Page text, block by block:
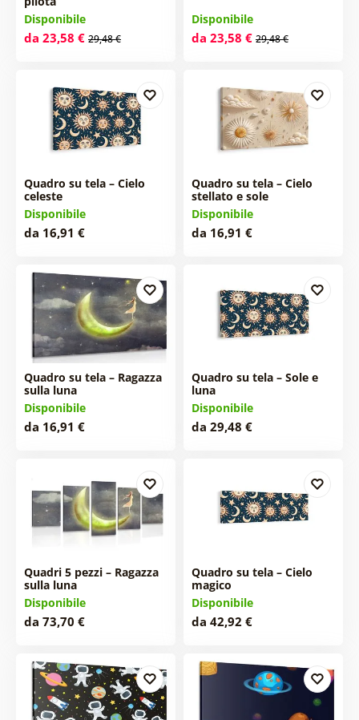
Disponibile
da 23,58 € 29,48 €
Disponibile
da 23,58 € 29,48 €
Quadro su tela – Cielo
celeste
Disponibile
da 16,91 €
Quadro su tela – Cielo
stellato e sole
Disponibile
da 16,91 €
Quadro su tela – Ragazza
sulla luna
Disponibile
da 16,91 €
Quadro su tela – Sole e
luna
Disponibile
da 29,48 €
Quadri 5 pezzi – Ragazza
sulla luna
Disponibile
da 73,70 €
Quadro su tela – Cielo
magico
Disponibile
da 42,92 €